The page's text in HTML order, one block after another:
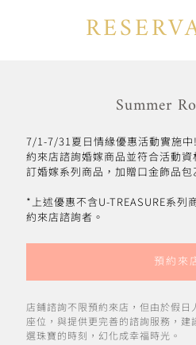
Summer
7/1-7/31夏日情緣優惠活動實施
約來店諮詢婚嫁商品並符合活動
訂婚嫁系列商品，加贈口金飾品包
*上述優惠不含U-TREASURE系列
約來店諮詢者。
預約來
店鋪諮詢不限預約來店，但由於假日
座位，與提供更完善的諮詢服務，
選珠寶的時刻，幻化成幸福時光。